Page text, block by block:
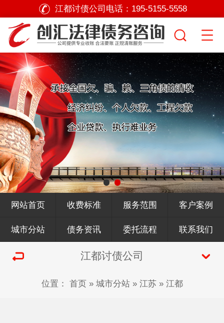
江都讨债公司电话： 195-5155-5558
网站首页 收费标准 服务范围 客户案例
城市分站 债务资讯 委托流程 联系我们
江都讨债公司
位置： 首页» 城市分站» 江苏» 江都